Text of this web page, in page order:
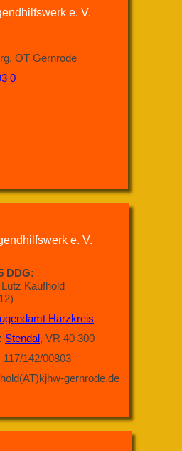
e. V.
OT Gernrode
0
e. V.
DDG:
Kaufhold
Harzkreis
Stendal, VR 40 300
117/142/00803
gernrode.de